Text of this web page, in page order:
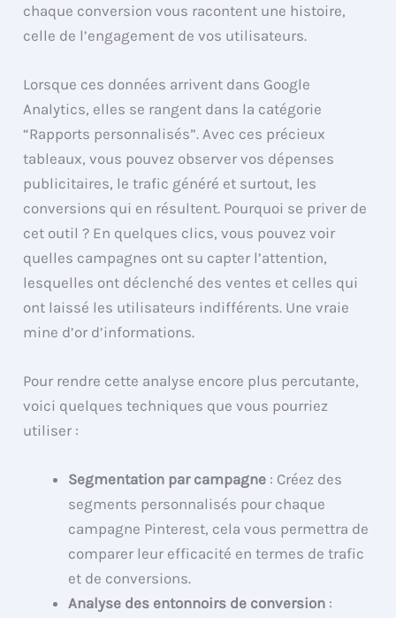
chaque conversion vous racontent une histoire,
celle de l’engagement de vos utilisateurs.
Lorsque ces données arrivent dans Google
Analytics, elles se rangent dans la catégorie
“Rapports personnalisés”. Avec ces précieux
tableaux, vous pouvez observer vos dépenses
publicitaires, le trafic généré et surtout, les
conversions qui en résultent. Pourquoi se priver de
cet outil ? En quelques clics, vous pouvez voir
quelles campagnes ont su capter l’attention,
lesquelles ont déclenché des ventes et celles qui
ont laissé les utilisateurs indifférents. Une vraie
mine d’or d’informations.
Pour rendre cette analyse encore plus percutante,
voici quelques techniques que vous pourriez
utiliser :
Segmentation par campagne : Créez des
segments personnalisés pour chaque
campagne Pinterest, cela vous permettra de
comparer leur efficacité en termes de trafic
et de conversions.
Analyse des entonnoirs de conversion :